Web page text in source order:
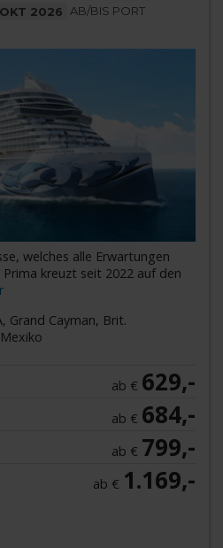
2026 AB/BIS PORT
welches alle Erwartungen
kreuzt seit 2022 auf den
Grand Cayman, Brit.
ab € 629,-
ab € 684,-
ab € 799,-
ab € 1.169,-